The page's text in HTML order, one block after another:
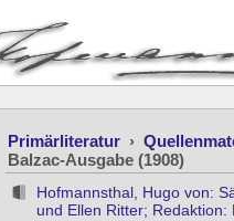
Primärliteratur ›
Balzac-Ausgabe (1908)
Hofmannsthal, Hugo von:
und Ellen Ritter;